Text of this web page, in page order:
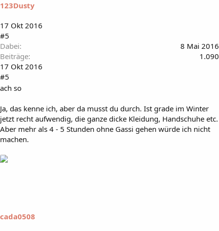
123Dusty
17 Okt 2016
#5
Dabei
8 Mai 2016
Beiträge
1.090
17 Okt 2016
#5
ach so
Ja, das kenne ich, aber da musst du durch. Ist grade im Winter
jetzt recht aufwendig, die ganze dicke Kleidung, Handschuhe etc.
Aber mehr als 4 - 5 Stunden ohne Gassi gehen würde ich nicht
machen.
cada0508